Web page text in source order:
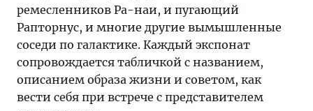
ремесленников Ра-наи, и пугающий
Рапторнус, и многие другие вымышленные
соседи по галактике. Каждый экспонат
сопровождается табличкой с названием,
описанием образа жизни и советом, как
вести себя при встрече с представителем